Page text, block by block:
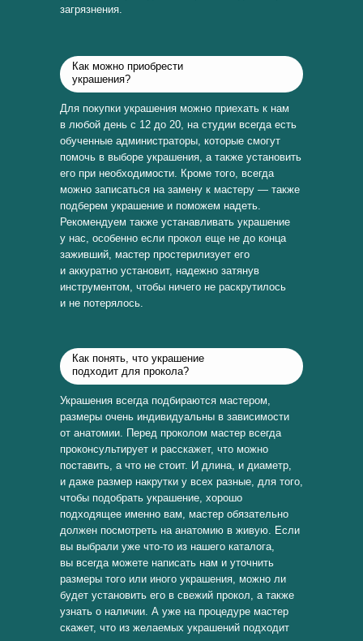
загрязнения.
Как можно приобрести
украшения?
Для покупки украшения можно приехать к нам
в любой день с 12 до 20, на студии всегда есть
обученные администраторы, которые смогут
помочь в выборе украшения, а также установить
его при необходимости. Кроме того, всегда
можно записаться на замену к мастеру — также
подберем украшение и поможем надеть.
Рекомендуем также устанавливать украшение
у нас, особенно если прокол еще не до конца
заживший, мастер простерилизует его
и аккуратно установит, надежно затянув
инструментом, чтобы ничего не раскрутилось
и не потерялось.
Как понять, что украшение
подходит для прокола?
Украшения всегда подбираются мастером,
размеры очень индивидуальны в зависимости
от анатомии. Перед проколом мастер всегда
проконсультирует и расскажет, что можно
поставить, а что не стоит. И длина, и диаметр,
и даже размер накрутки у всех разные, для того,
чтобы подобрать украшение, хорошо
подходящее именно вам, мастер обязательно
должен посмотреть на анатомию в живую. Если
вы выбрали уже что-то из нашего каталога,
вы всегда можете написать нам и уточнить
размеры того или иного украшения, можно ли
будет установить его в свежий прокол, а также
узнать о наличии. А уже на процедуре мастер
скажет, что из желаемых украшений подходит